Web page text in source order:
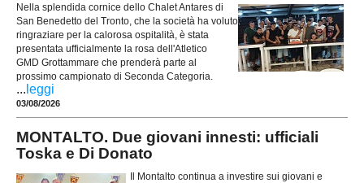
Nella splendida cornice dello Chalet Antares di
San Benedetto del Tronto, che la società ha voluto
ringraziare per la calorosa ospitalità, è stata
presentata ufficialmente la rosa dell'Atletico
GMD Grottammare che prenderà parte al
prossimo campionato di Seconda Categoria.
... leggi
03/08/2026
MONTALTO. Due giovani innesti: ufficiali
Toska e Di Donato
Il Montalto continua a investire sui giovani e